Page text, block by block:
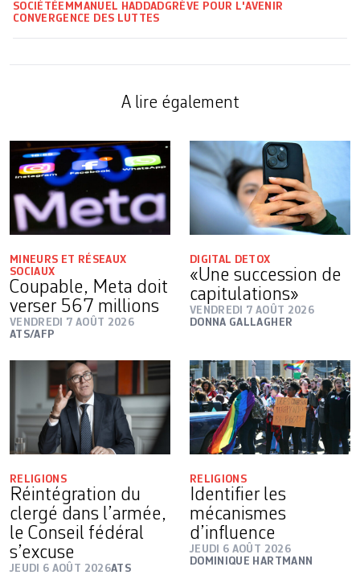
SOCIÉTÉ EMMANUEL HADDADGRÈVE POUR L'AVENIR
CONVERGENCE DES LUTTES
A lire également
MINEURS ET RÉSEAUX
SOCIAUX
Coupable, Meta doit
verser 567 millions
VENDREDI 7 AOÛT 2026
ATS/AFP
DIGITAL DETOX
«Une succession de
capitulations»
VENDREDI 7 AOÛT 2026
DONNA GALLAGHER
RELIGIONS
Réintégration du
clergé dans l’armée,
le Conseil fédéral
s’excuse
JEUDI 6 AOÛT 2026ATS
RELIGIONS
Identifier les
mécanismes
d’influence
JEUDI 6 AOÛT 2026
DOMINIQUE HARTMANN